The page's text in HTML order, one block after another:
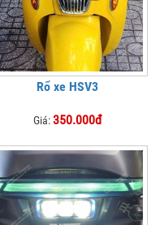
Rổ xe HSV3
Giá:350.000đ